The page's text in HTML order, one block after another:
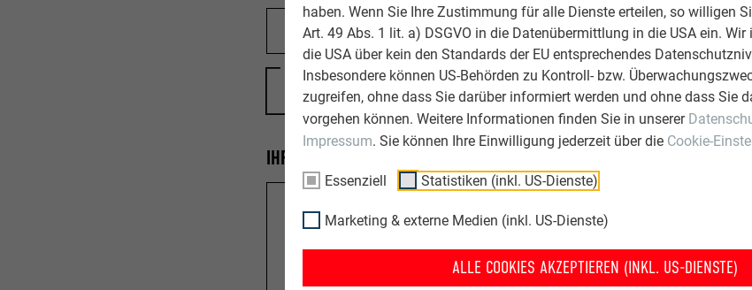
haben. Wenn Sie Ihre Zustimmung für alle Dienste erteilen, so willigen
Art. 49 Abs. 1 lit. a) DSGVO in die Datenübermittlung in die USA ein.
die USA über kein den Standards der EU entsprechendes
Insbesondere können US-Behörden zu Kontroll- bzw.
zugreifen, ohne dass Sie darüber informiert werden und ohne dass Sie
vorgehen können. Weitere Informationen finden Sie in unserer
Impressum. Sie können Ihre Einwilligung jederzeit über die Cookie-
Essenziell Statistiken (inkl. US-Dienste)
Marketing & externe Medien (inkl. US-Dienste)
ALLE COOKIES AKZEPTIEREN (INKL. US-DIENSTE)
Land
IHRE NACHRICHT